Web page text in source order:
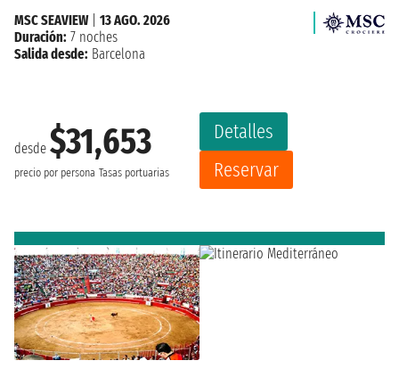
desde $31,653
precio por persona Tasas portuarias
Detalles
Reservar
MSC SEAVIEW| 13 AGO. 2026
Duración: 7 noches
Salida desde: Barcelona